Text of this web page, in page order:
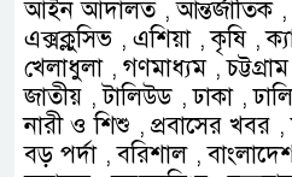
বাড়ীর মোঃ আঃ খালেকের ইন্তেকাল
ব্যবসায়িক অগ্রযাত্রায় নতুন
স্থিতিশীল সরকার,প্রবাসীদের
আইন আদালত ,আন্তর্জাতিক ,
এক্সক্লুসিভ , এশিয়া ,কৃষি ,
খেলাধুলা , গণমাধ্যম ,চট্টগ্রাম
জাতীয় ,টালিউড ,ঢাকা ,
নারী ও শিশু , প্রবাসের খবর ,
বড় পর্দা ,বরিশাল ,